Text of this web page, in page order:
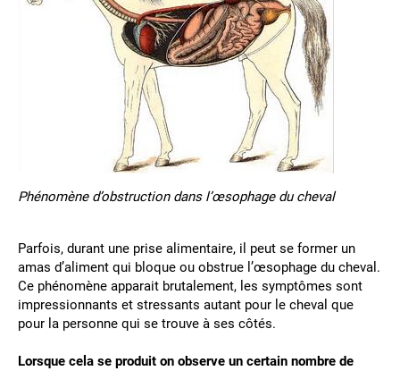
Phénomène d’obstruction dans l’œsophage du cheval
Parfois, durant une prise alimentaire, il peut se former un
amas d’aliment qui bloque ou obstrue l’œsophage du cheval.
Ce phénomène apparait brutalement, les symptômes sont
impressionnants et stressants autant pour le cheval que
pour la personne qui se trouve à ses côtés.
Lorsque cela se produit on observe un certain nombre de